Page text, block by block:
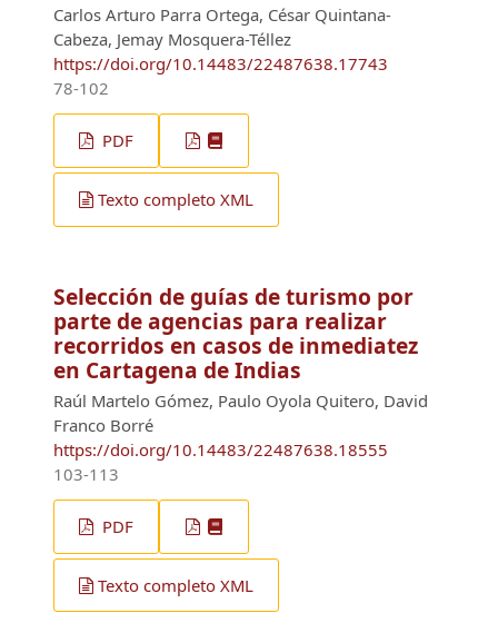
Carlos Arturo Parra Ortega, César Quintana-
Cabeza, Jemay Mosquera-Téllez
https://doi.org/10.14483/22487638.17743
78-102
PDF
Texto completo XML
Selección de guías de turismo por
parte de agencias para realizar
recorridos en casos de inmediatez
en Cartagena de Indias
Raúl Martelo Gómez, Paulo Oyola Quitero, David
Franco Borré
https://doi.org/10.14483/22487638.18555
103-113
PDF
Texto completo XML